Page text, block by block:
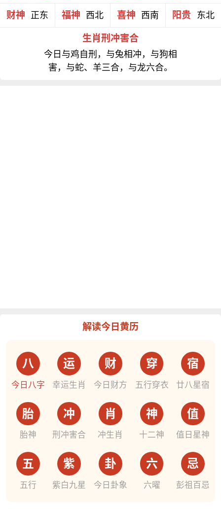
财神 正东 福神 西北 喜神 西南 阳贵 东北
生肖刑冲害合
今日与鸡自刑，与兔相冲，与狗相
害，与蛇、羊三合，与龙六合。
解读今日黄历
八
今日八字
运
幸运生肖
财
今日财方
穿
五行穿衣
宿
廿八星宿
胎
胎神
冲
刑冲害合
肖
冲生肖
神
十二神
值
值日星神
五
五行
紫
紫白九星
卦
今日卦象
六
六曜
忌
彭祖百忌